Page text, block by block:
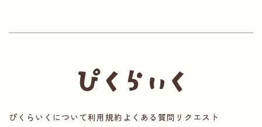
ぴくらいくについて利用規約 よくある質問 リクエスト